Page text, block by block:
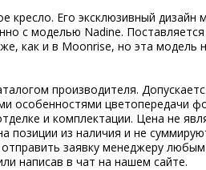
кресло. Его эксклюзивный дизайн
с моделью Nadine.
как и в Moonrise, но эта модель
производителя.
особенностями цветопередачи
и комплектации. Цена не
позиции из наличия и не
заявку менеджеру
написав в чат на нашем сайте.